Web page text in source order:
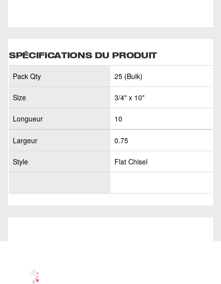
SPÉCIFICATIONS DU PRODUIT
Pack Qty 25 (Bulk)
Size 3/4" x 10"
Longueur 10
Largeur 0.75
Style Flat Chisel